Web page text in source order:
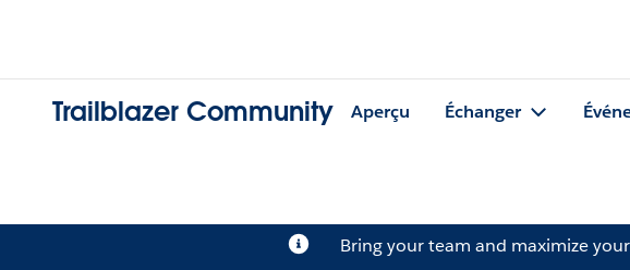
Trailblazer Community Aperçu Échanger
Bring your team and maximize